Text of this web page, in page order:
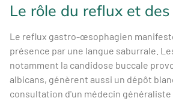
Le rôle du reflux et des
Le reflux gastro-œsophagien
présence par une langue saburrale.
notamment la candidose buccale
albicans, génèrent aussi un dépôt
consultation d'un médecin généraliste